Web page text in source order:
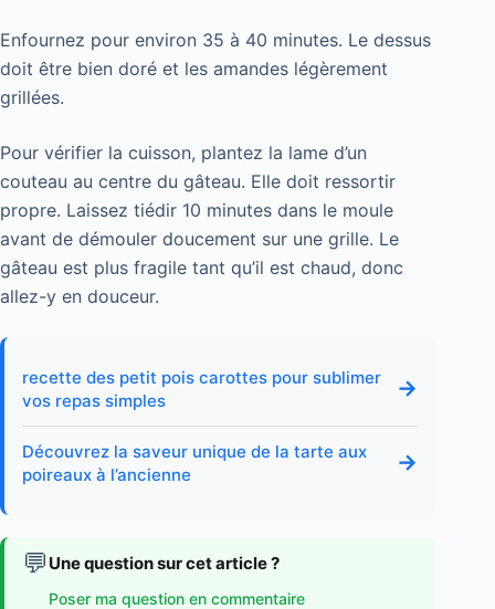
Enfournez pour environ 35 à 40 minutes. Le dessus
doit être bien doré et les amandes légèrement
grillées.
Pour vérifier la cuisson, plantez la lame d’un
couteau au centre du gâteau. Elle doit ressortir
propre. Laissez tiédir 10 minutes dans le moule
avant de démouler doucement sur une grille. Le
gâteau est plus fragile tant qu’il est chaud, donc
allez-y en douceur.
recette des petit pois carottes pour sublimer
vos repas simples
→
Découvrez la saveur unique de la tarte aux
poireaux à l’ancienne
→
💬 Une question sur cet article ?
Poser ma question en commentaire